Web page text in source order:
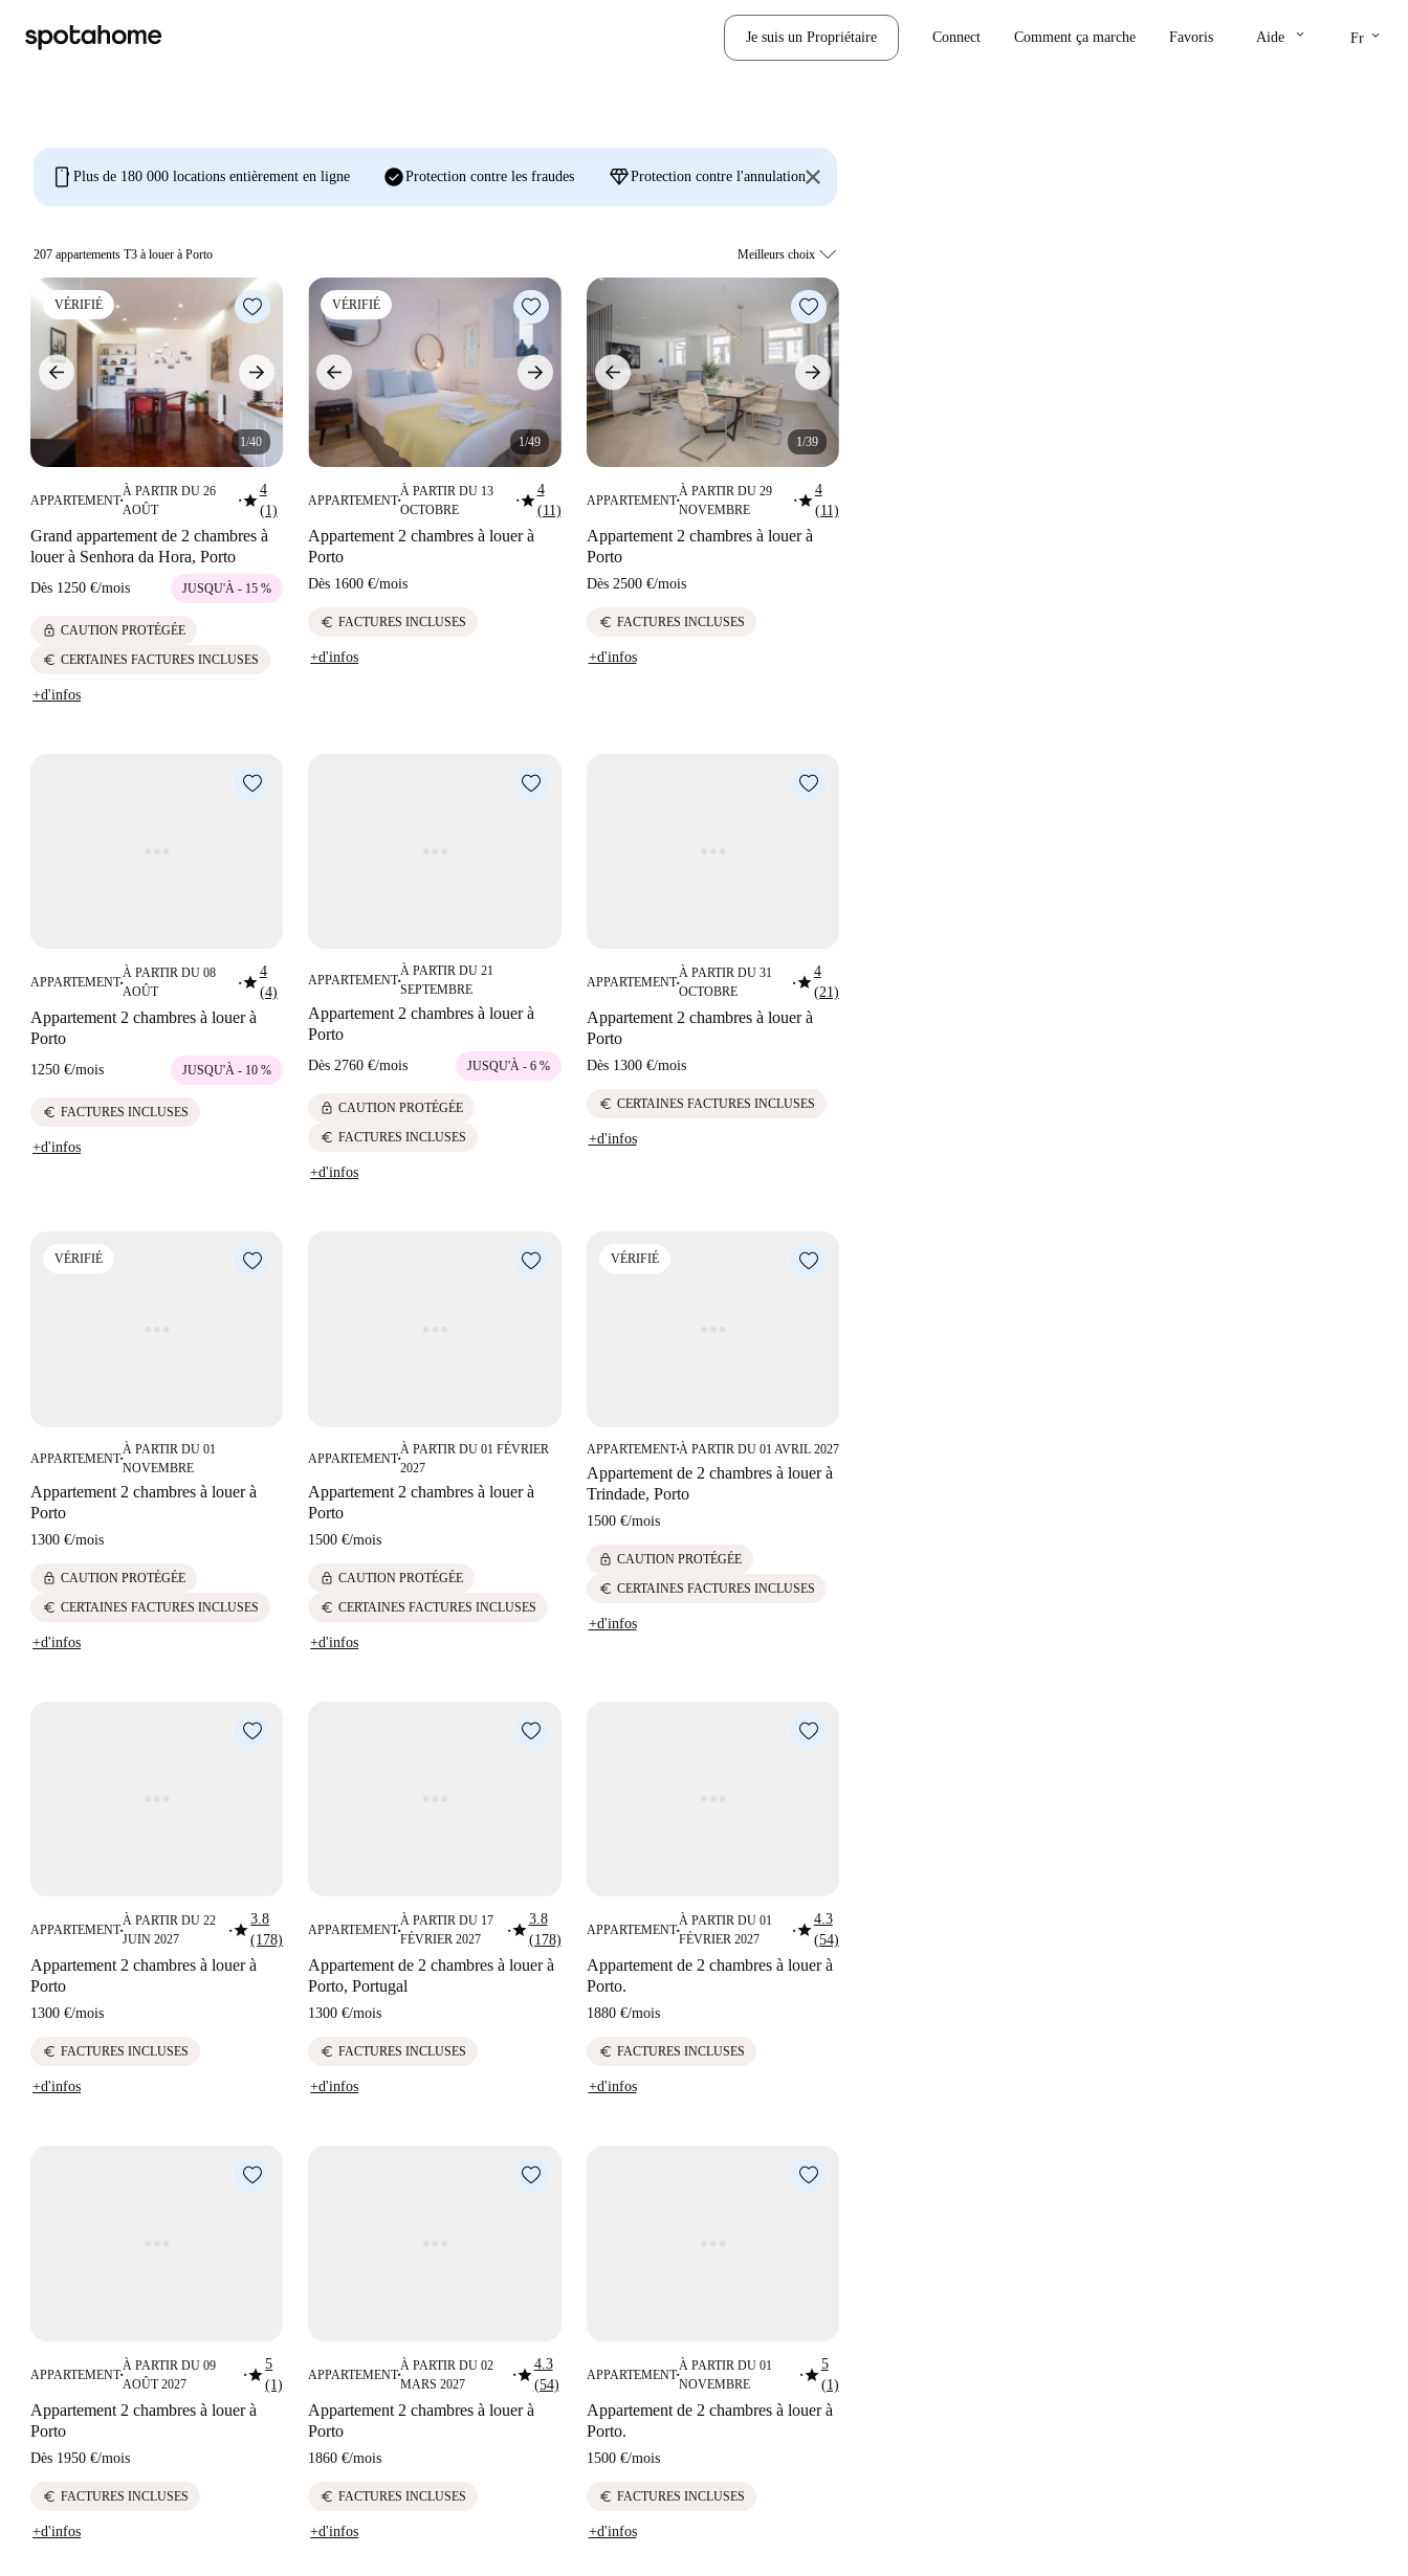
Je suis un Propriétaire Connect Comment ça marche Favoris Aide keyboard_arrow_down Fr keyboard_arrow_down
mobile Plus de 180 000 locations entièrement en ligne check_circleProtection contre les fraudes diamondProtection contre l'annulation
207 appartements T3 à louer à Porto
VÉRIFIÉ
1/40
APPARTEMENT■
À PARTIR DU 26
AOÛT
■star4
(1)
Grand appartement de 2 chambres à
louer à Senhora da Hora, Porto
Dès 1250 €/mois JUSQU'À - 15 %
lock CAUTION PROTÉGÉE
euro CERTAINES FACTURES INCLUSES
+d'infos
VÉRIFIÉ
1/49
APPARTEMENT■
À PARTIR DU 13
OCTOBRE
■star4
(11)
Appartement 2 chambres à louer à
Porto
Dès 1600 €/mois
euro FACTURES INCLUSES
+d'infos
1/39
APPARTEMENT■
À PARTIR DU 29
NOVEMBRE
■star4
(11)
Appartement 2 chambres à louer à
Porto
Dès 2500 €/mois
euro FACTURES INCLUSES
+d'infos
APPARTEMENT■
À PARTIR DU 08
AOÛT
■star4
(4)
Appartement 2 chambres à louer à
Porto
1250 €/mois JUSQU'À - 10 %
euro FACTURES INCLUSES
+d'infos
APPARTEMENT■
À PARTIR DU 21
SEPTEMBRE
Appartement 2 chambres à louer à
Porto
Dès 2760 €/mois JUSQU'À - 6 %
lock CAUTION PROTÉGÉE
euro FACTURES INCLUSES
+d'infos
APPARTEMENT■
À PARTIR DU 31
OCTOBRE
■star4
(21)
Appartement 2 chambres à louer à
Porto
Dès 1300 €/mois
euro CERTAINES FACTURES INCLUSES
+d'infos
VÉRIFIÉ
APPARTEMENT■
À PARTIR DU 01
NOVEMBRE
Appartement 2 chambres à louer à
Porto
1300 €/mois
lock CAUTION PROTÉGÉE
euro CERTAINES FACTURES INCLUSES
+d'infos
APPARTEMENT■
À PARTIR DU 01 FÉVRIER
2027
Appartement 2 chambres à louer à
Porto
1500 €/mois
lock CAUTION PROTÉGÉE
euro CERTAINES FACTURES INCLUSES
+d'infos
VÉRIFIÉ
APPARTEMENT■À PARTIR DU 01 AVRIL 2027
Appartement de 2 chambres à louer à
Trindade, Porto
1500 €/mois
lock CAUTION PROTÉGÉE
euro CERTAINES FACTURES INCLUSES
+d'infos
APPARTEMENT■
À PARTIR DU 22
JUIN 2027
■star3.8
(178)
Appartement 2 chambres à louer à
Porto
1300 €/mois
euro FACTURES INCLUSES
+d'infos
APPARTEMENT■
À PARTIR DU 17
FÉVRIER 2027
■star3.8
(178)
Appartement de 2 chambres à louer à
Porto, Portugal
1300 €/mois
euro FACTURES INCLUSES
+d'infos
APPARTEMENT■
À PARTIR DU 01
FÉVRIER 2027
■star4.3
(54)
Appartement de 2 chambres à louer à
Porto.
1880 €/mois
euro FACTURES INCLUSES
+d'infos
APPARTEMENT■
À PARTIR DU 09
AOÛT 2027
■star5
(1)
Appartement 2 chambres à louer à
Porto
Dès 1950 €/mois
euro FACTURES INCLUSES
+d'infos
APPARTEMENT■
À PARTIR DU 02
MARS 2027
■star4.3
(54)
Appartement 2 chambres à louer à
Porto
1860 €/mois
euro FACTURES INCLUSES
+d'infos
APPARTEMENT■
À PARTIR DU 01
NOVEMBRE
■star5
(1)
Appartement de 2 chambres à louer à
Porto.
1500 €/mois
euro FACTURES INCLUSES
+d'infos